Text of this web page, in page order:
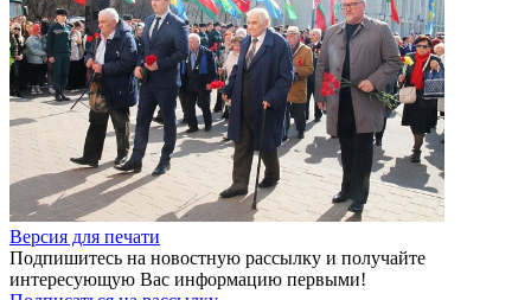
Версия для печати
Подпишитесь на новостную рассылку и получайте
интересующую Вас информацию первыми!